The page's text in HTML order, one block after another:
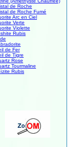
de Roche
de Roche Fumé
Arc en Ciel
Verte
Violette
Rubis
de Fer
de Tigre
Rose
Tourmaline
Rubis